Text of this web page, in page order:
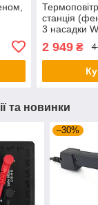
станція
3 насадки
FAN /
паяння
2 949₴ 4
та новинки
–30%